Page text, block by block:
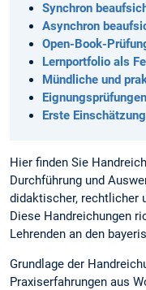
Synchron
Asynchron
Open-Book-
Lernportfolio als
Mündliche und
Erste
Hier finden Sie
Durchführung und
didaktischer, rechtlicher
Diese Handreichungen
Lehrenden an den
Grundlage der
Praxiserfahrungen aus